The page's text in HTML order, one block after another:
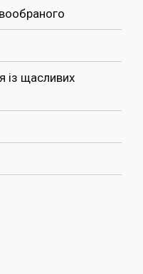
із щасливих